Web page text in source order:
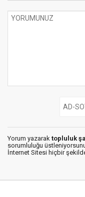
Yorum yazarak topluluk
sorumluluğu
İnternet Sitesi hiçbir